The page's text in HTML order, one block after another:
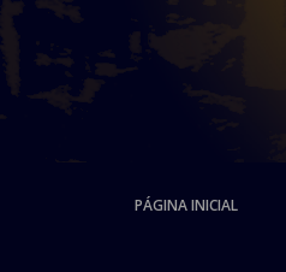
PÁGINA INICIAL